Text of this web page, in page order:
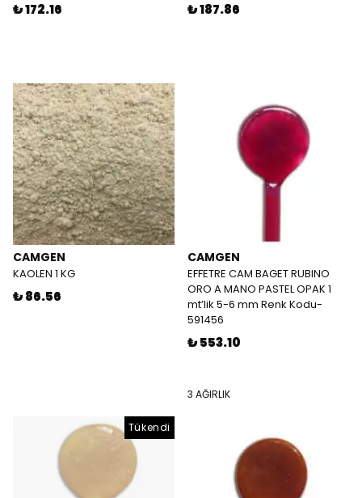
₺ 172.16 ₺ 187.86
CAMGEN
KAOLEN 1 KG
₺ 86.56
CAMGEN
EFFETRE CAM BAGET RUBINO
ORO A MANO PASTEL OPAK 1
mt’lik 5-6 mm Renk Kodu-
591456
₺ 553.10
3 AĞIRLIK
Tükendi